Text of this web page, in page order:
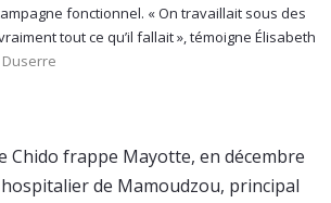
fonctionnel. « On travaillait sous des
tout ce qu’il fallait », témoigne Élisabeth
Chido frappe Mayotte, en décembre
de Mamoudzou, principal